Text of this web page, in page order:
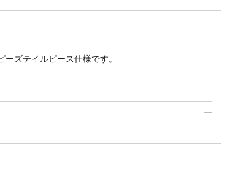
ズテイルピース仕様です。